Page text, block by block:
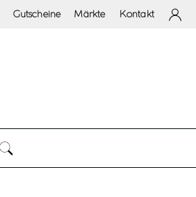
Gutscheine Märkte Kontakt